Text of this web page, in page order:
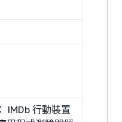
IMDb 行動裝置